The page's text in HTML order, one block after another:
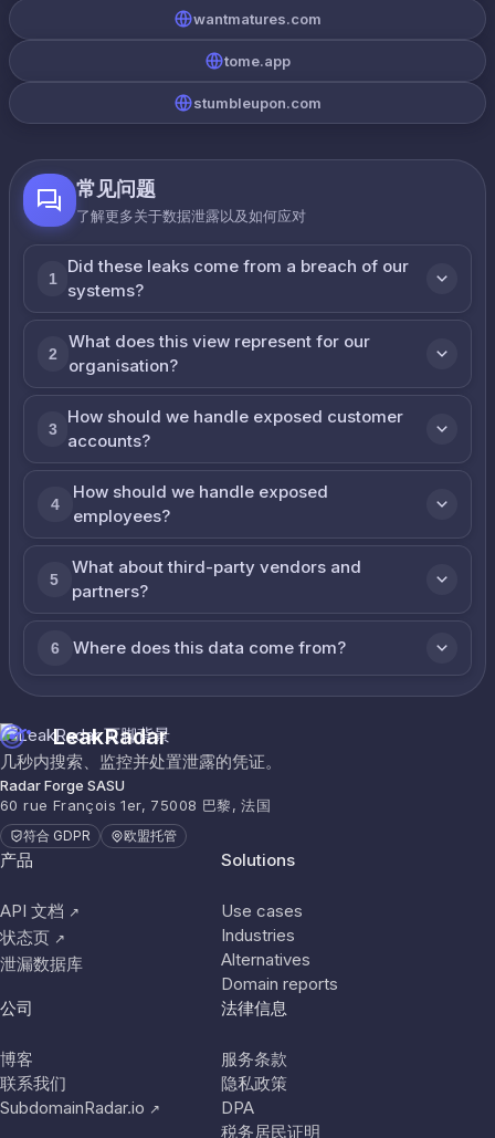
wantmatures.com
tome.app
stumbleupon.com
常见问题
了解更多关于数据泄露以及如何应对
1
Did these leaks come from a breach of our
systems?
2
What does this view represent for our
organisation?
3
How should we handle exposed customer
accounts?
4
How should we handle exposed
employees?
5
What about third-party vendors and
partners?
6 Where does this data come from?
LeakRadar
几秒内搜索、监控并处置泄露的凭证。
Radar Forge SASU
60 rue François 1er, 75008 巴黎, 法国
符合 GDPR 欧盟托管
产品
API 文档 ↗
状态页 ↗
泄漏数据库
Solutions
Use cases
Industries
Alternatives
Domain reports
公司
博客
联系我们
SubdomainRadar.io ↗
法律信息
服务条款
隐私政策
DPA
税务居民证明